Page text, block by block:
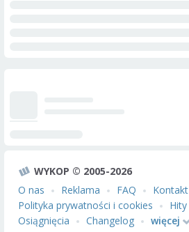
WYKOP © 2005-2026
O nas
Reklama FAQ Kontakt
Polityka prywatności i cookies
Hity
Osiągnięcia
Changelog więcej